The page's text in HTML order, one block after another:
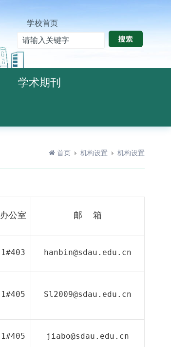
学校首页
学术期刊
首页 机构设置 机构设置
办公室 邮 箱
1#403 hanbin@sdau.edu.cn
1#405 Sl2009@sdau.edu.cn
1#405 jiabo@sdau.edu.cn